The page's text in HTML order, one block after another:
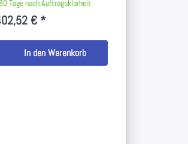
80 Tage nach Auftragsklarheit
€ *
In den Warenkorb